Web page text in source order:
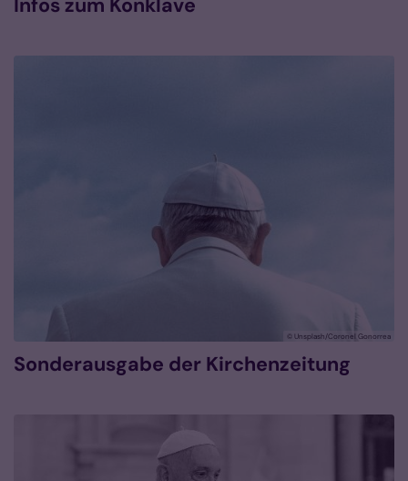
Infos zum Konklave
© Unsplash/Coronel Gonorrea
Sonderausgabe der Kirchenzeitung